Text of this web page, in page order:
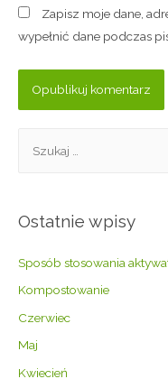
Zapisz moje dane,
wypełnić dane podczas
Ostatnie wpisy
Sposób stosowania
Kompostowanie
Czerwiec
Maj
Kwiecień